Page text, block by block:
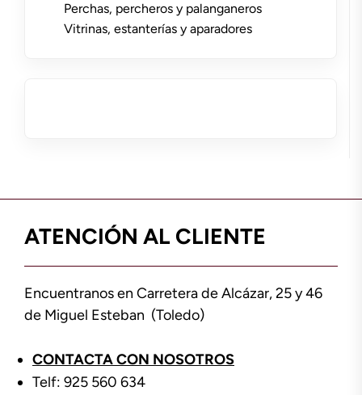
Perchas, percheros y palanganeros
Vitrinas, estanterías y aparadores
ATENCIÓN AL CLIENTE
Encuentranos en Carretera de Alcázar, 25 y 46
de Miguel Esteban (Toledo)
CONTACTA CON NOSOTROS
Telf: 925 560 634